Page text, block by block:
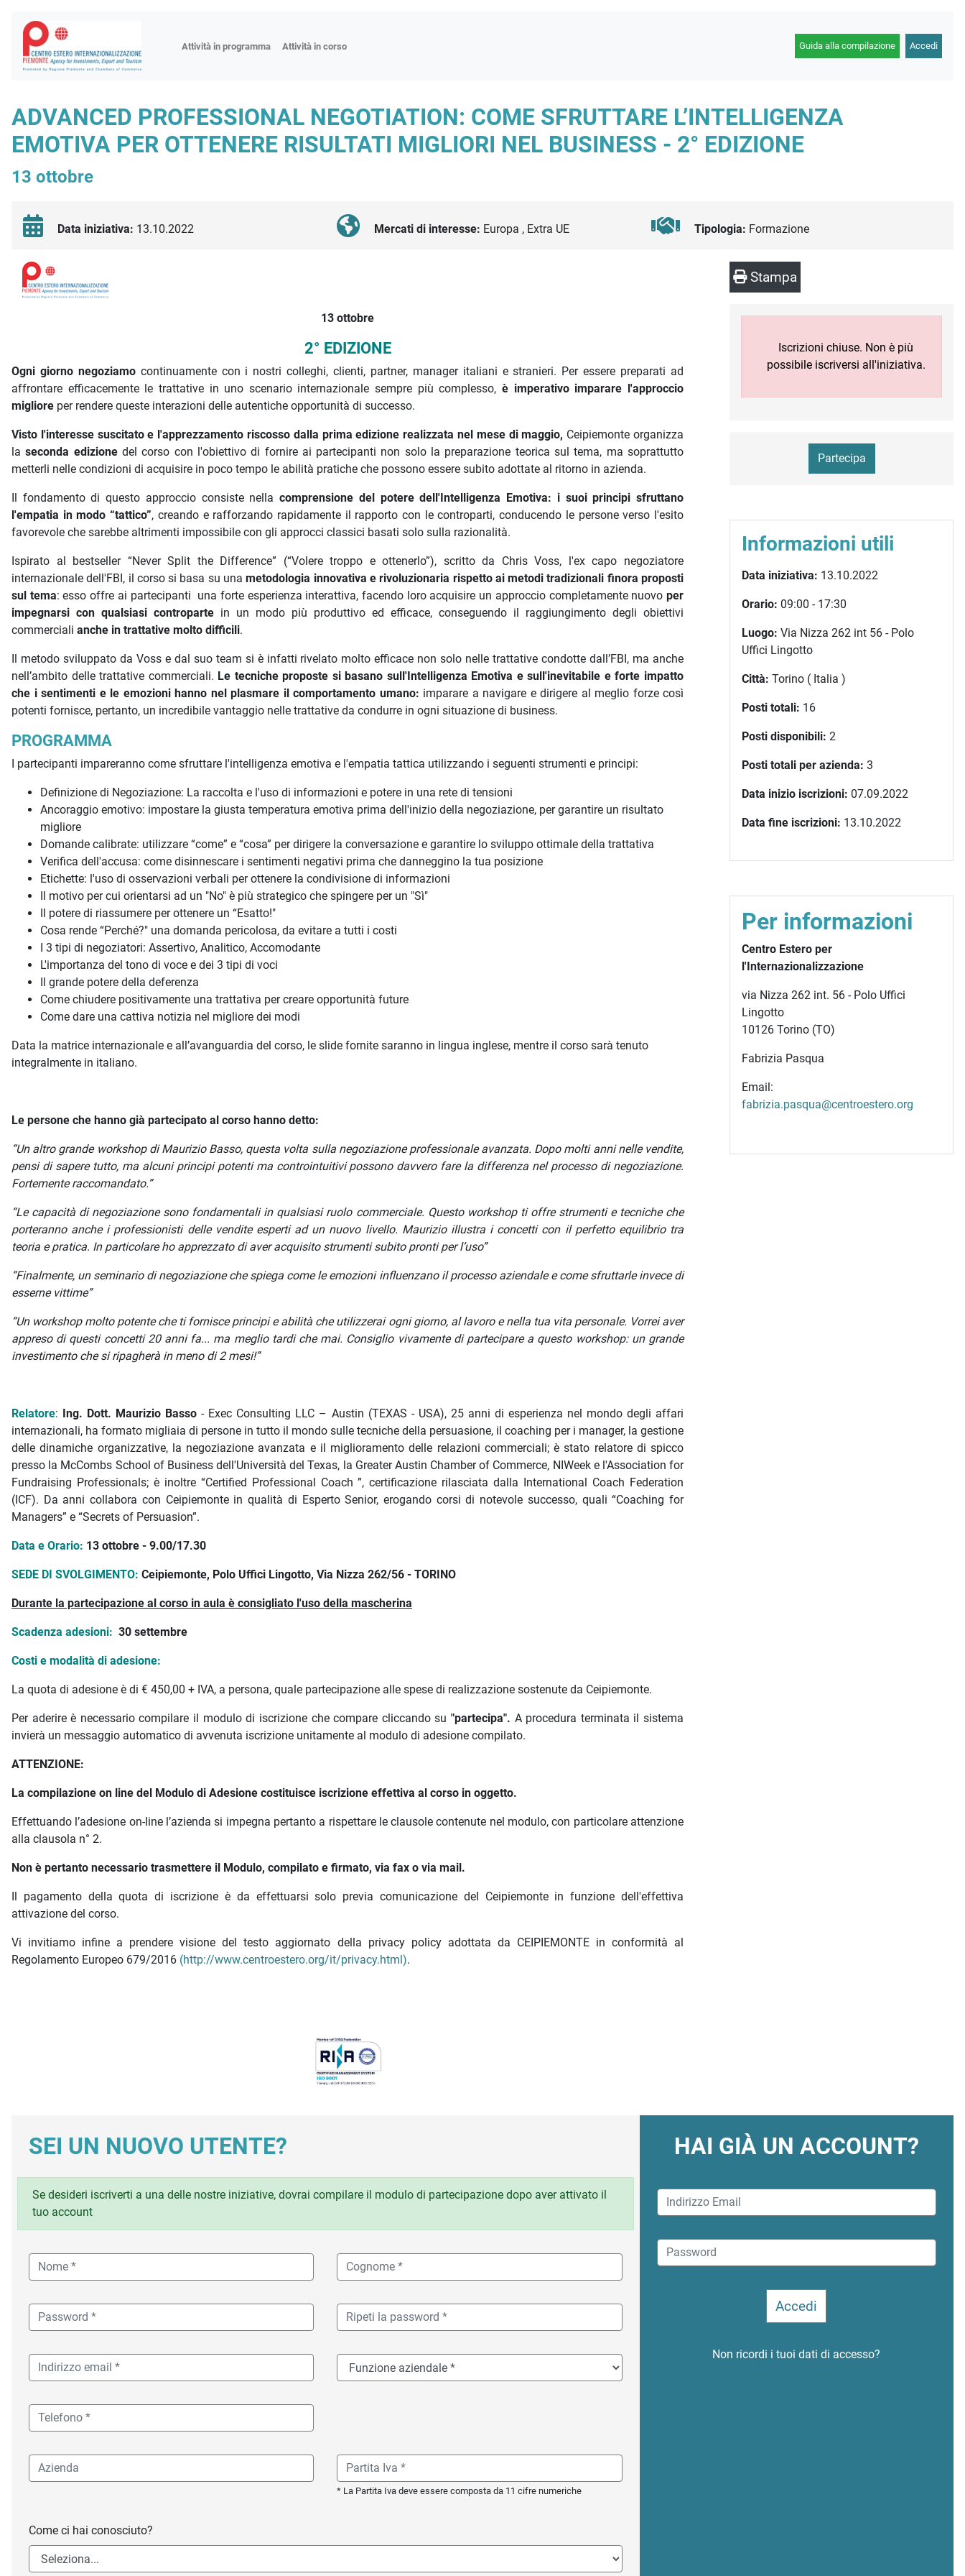
Attività in programma Attività in corso
Fiere
Workshop
Incontri di approfondimento
Progetto tender
Guida alla compilazione Accedi
ADVANCED PROFESSIONAL NEGOTIATION: COME SFRUTTARE L’INTELLIGENZA
EMOTIVA PER OTTENERE RISULTATI MIGLIORI NEL BUSINESS - 2° EDIZIONE
13 ottobre
Data iniziativa: 13.10.2022 Mercati di interesse: Europa , Extra UE Tipologia: Formazione
13 ottobre
2° EDIZIONE
Ogni giorno negoziamocontinuamente con i nostri colleghi, clienti, partner, manager italiani e stranieri. Per essere preparati ad
affrontare efficacemente le trattative in uno scenario internazionale sempre più complesso,è imperativo imparare l'approccio
migliore per rendere queste interazioni delle autentiche opportunità di successo.
Visto l'interesse suscitato e l'apprezzamento riscosso dalla prima edizione realizzata nel mese di maggio, Ceipiemonte organizza
laseconda edizionedel corso con l'obiettivo di fornire ai partecipanti non solo la preparazione teorica sul tema, ma soprattutto
metterli nelle condizioni di acquisire in poco tempo le abilità pratiche che possono essere subito adottate al ritorno in azienda.
Il fondamento di questo approccio consiste nellacomprensione del potere dell'Intelligenza Emotiva: i suoi principi sfruttano
l'empatia in modo “tattico”, creando e rafforzando rapidamente il rapporto con le controparti, conducendo le persone verso l'esito
favorevole che sarebbe altrimenti impossibile con gli approcci classici basati solo sulla razionalità.
Ispirato al bestseller “Never Split the Difference” (“Volere troppo e ottenerlo”), scritto da Chris Voss, l'ex capo negoziatore
internazionale dell'FBI, il corso si basa su unametodologia innovativa e rivoluzionaria rispetto ai metodi tradizionali finora proposti
sul tema: esso offre ai partecipanti una forte esperienza interattiva, facendo loro acquisire un approccio completamente nuovoper
impegnarsi con qualsiasi controparte in un modo più produttivo ed efficace, conseguendo il raggiungimento degli obiettivi
commerciali anche in trattative molto difficili.
Il metodo sviluppato da Voss e dal suo team si è infatti rivelato molto efficace non solo nelle trattative condotte dall’FBI, ma anche
nell’ambito delle trattative commerciali. Le tecniche proposte si basano sull'Intelligenza Emotiva e sull'inevitabile e forte impatto
che i sentimenti e le emozioni hanno nel plasmare il comportamento umano: imparare a navigare e dirigere al meglio forze così
potenti fornisce, pertanto, un incredibile vantaggio nelle trattative da condurre in ogni situazione di business.
PROGRAMMA
I partecipanti impareranno come sfruttare l'intelligenza emotiva e l'empatia tattica utilizzando i seguenti strumenti e principi:
Definizione di Negoziazione: La raccolta e l'uso di informazioni e potere in una rete di tensioni
Ancoraggio emotivo: impostare la giusta temperatura emotiva prima dell'inizio della negoziazione, per garantire un risultato
migliore
Domande calibrate: utilizzare “come” e “cosa” per dirigere la conversazione e garantire lo sviluppo ottimale della trattativa
Verifica dell'accusa: come disinnescare i sentimenti negativi prima che danneggino la tua posizione
Etichette: l'uso di osservazioni verbali per ottenere la condivisione di informazioni
Il motivo per cui orientarsi ad un "No" è più strategico che spingere per un "Sì"
Il potere di riassumere per ottenere un “Esatto!"
Cosa rende “Perché?" una domanda pericolosa, da evitare a tutti i costi
I 3 tipi di negoziatori: Assertivo, Analitico, Accomodante
L'importanza del tono di voce e dei 3 tipi di voci
Il grande potere della deferenza
Come chiudere positivamente una trattativa per creare opportunità future
Come dare una cattiva notizia nel migliore dei modi
Data la matrice internazionale e all’avanguardia del corso, le slide fornite saranno in lingua inglese, mentre il corso sarà tenuto
integralmente in italiano.
Le persone che hanno già partecipato al corso hanno detto:
“Un altro grande workshop di Maurizio Basso, questa volta sulla negoziazione professionale avanzata. Dopo molti anni nelle vendite,
pensi di sapere tutto, ma alcuni principi potenti ma controintuitivi possono davvero fare la differenza nel processo di negoziazione.
Fortemente raccomandato.”
“Le capacità di negoziazione sono fondamentali in qualsiasi ruolo commerciale. Questo workshop ti offre strumenti e tecniche che
porteranno anche i professionisti delle vendite esperti ad un nuovo livello. Maurizio illustra i concetti con il perfetto equilibrio tra
teoria e pratica. In particolare ho apprezzato di aver acquisito strumenti subito pronti per l’uso”
“Finalmente, un seminario di negoziazione che spiega come le emozioni influenzano il processo aziendale e come sfruttarle invece di
esserne vittime”
“Un workshop molto potente che ti fornisce principi e abilità che utilizzerai ogni giorno, al lavoro e nella tua vita personale. Vorrei aver
appreso di questi concetti 20 anni fa... ma meglio tardi che mai. Consiglio vivamente di partecipare a questo workshop: un grande
investimento che si ripagherà in meno di 2 mesi!”
Relatore: Ing. Dott. Maurizio Basso - Exec Consulting LLC – Austin (TEXAS - USA), 25 anni di esperienza nel mondo degli affari
internazionali, ha formato migliaia di persone in tutto il mondo sulle tecniche della persuasione, il coaching per i manager, la gestione
delle dinamiche organizzative, la negoziazione avanzata e il miglioramento delle relazioni commerciali; è stato relatore di spicco
presso la McCombs School of Business dell'Università del Texas, la Greater Austin Chamber of Commerce, NIWeek e l'Association for
Fundraising Professionals; è inoltre “Certified Professional Coach ”, certificazione rilasciata dalla International Coach Federation
(ICF). Da anni collabora con Ceipiemonte in qualità di Esperto Senior, erogando corsi di notevole successo, quali “Coaching for
Managers” e “Secrets of Persuasion”.
Data e Orario: 13 ottobre - 9.00/17.30
SEDE DI SVOLGIMENTO: Ceipiemonte, Polo Uffici Lingotto, Via Nizza 262/56 - TORINO
Durante la partecipazione al corso in aula è consigliato l'uso della mascherina
Scadenza adesioni: 30 settembre
Costi e modalità di adesione:
La quota di adesione è di € 450,00 + IVA, a persona, quale partecipazione alle spese di realizzazione sostenute da Ceipiemonte.
Per aderire è necessario compilare il modulo di iscrizione che compare cliccando su "partecipa". A procedura terminata il sistema
invierà un messaggio automatico di avvenuta iscrizione unitamente al modulo di adesione compilato.
ATTENZIONE:
La compilazione on line del Modulo di Adesione costituisce iscrizione effettiva al corso in oggetto.
Effettuando l’adesione on-line l’azienda si impegna pertanto a rispettare le clausole contenute nel modulo, con particolare attenzione
alla clausola n° 2.
Non è pertanto necessario trasmettere il Modulo, compilato e firmato, via fax o via mail.
Il pagamento della quota di iscrizione è da effettuarsi solo previa comunicazione del Ceipiemonte in funzione dell'effettiva
attivazione del corso.
Vi invitiamo infine a prendere visione del testo aggiornato della privacy policy adottata da CEIPIEMONTE in conformità al
Regolamento Europeo 679/2016 (http://www.centroestero.org/it/privacy.html).
Stampa
Iscrizioni chiuse. Non è più
possibile iscriversi all'iniziativa.
Partecipa
Informazioni utili
Data iniziativa: 13.10.2022
Orario: 09:00 - 17:30
Luogo: Via Nizza 262 int 56 - Polo
Uffici Lingotto
Città: Torino ( Italia )
Posti totali: 16
Posti disponibili: 2
Posti totali per azienda: 3
Data inizio iscrizioni: 07.09.2022
Data fine iscrizioni: 13.10.2022
Per informazioni
Centro Estero per
l'Internazionalizzazione
via Nizza 262 int. 56 - Polo Uffici
Lingotto
10126 Torino (TO)
Fabrizia Pasqua
Email:
fabrizia.pasqua@centroestero.org
SEI UN NUOVO UTENTE?
Se desideri iscriverti a una delle nostre iniziative, dovrai compilare il modulo di partecipazione dopo aver attivato il
tuo account
* La Partita Iva deve essere composta da 11 cifre numeriche
Come ci hai conosciuto?
HAI GIÀ UN ACCOUNT?
Non ricordi i tuoi dati di accesso?